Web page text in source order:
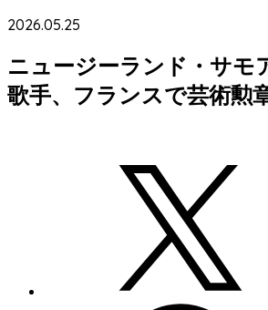
2026.05.25
ニュージーランド・サモ
歌手、フランスで芸術勲